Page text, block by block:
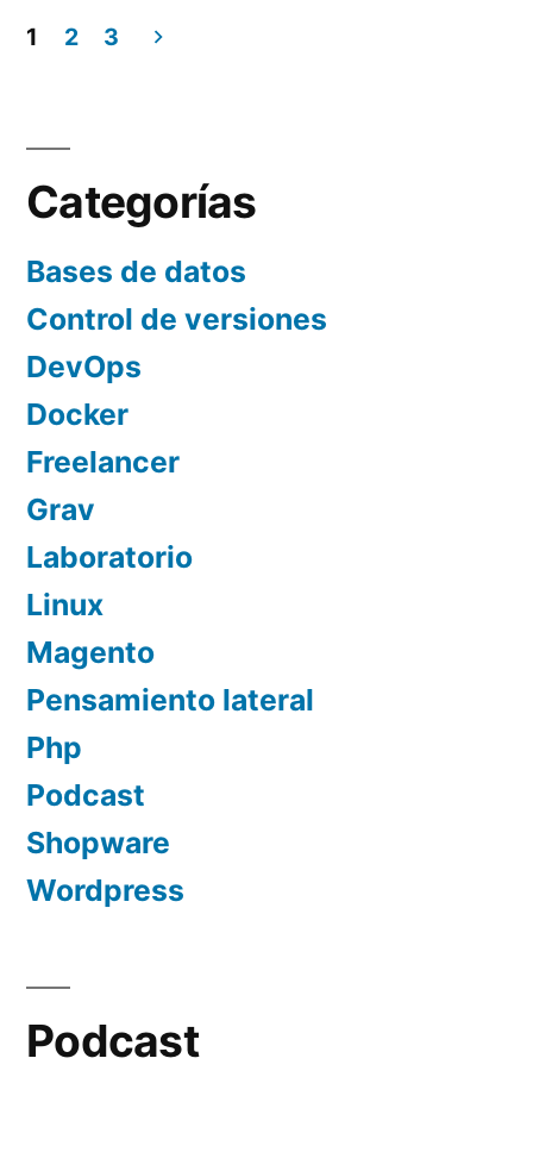
API
Magento2
de
entradas
1 2 3
Categorías
Bases de datos
Control de versiones
DevOps
Docker
Freelancer
Grav
Laboratorio
Linux
Magento
Pensamiento lateral
Php
Podcast
Shopware
Wordpress
Podcast